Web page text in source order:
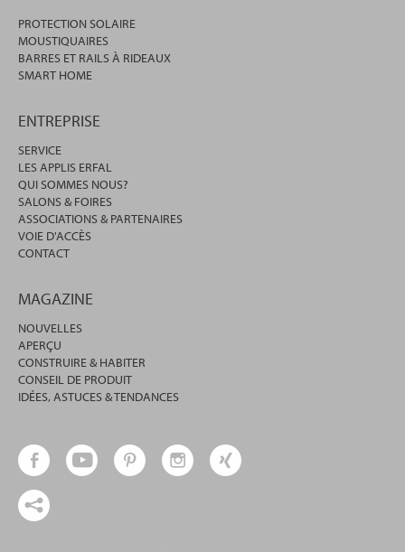
PROTECTION SOLAIRE
MOUSTIQUAIRES
BARRES ET RAILS À RIDEAUX
SMART HOME
ENTREPRISE
SERVICE
LES APPLIS ERFAL
QUI SOMMES NOUS?
SALONS & FOIRES
ASSOCIATIONS & PARTENAIRES
VOIE D'ACCÈS
CONTACT
MAGAZINE
NOUVELLES
APERÇU
CONSTRUIRE & HABITER
CONSEIL DE PRODUIT
IDÉES, ASTUCES & TENDANCES